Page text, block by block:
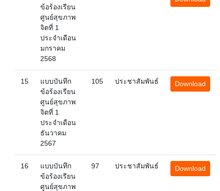
ข้อร้องเรียน
ศูนย์สุขภาพ
จิตที่ 1
ประจำเดือน
มกราคม
2568
15
แบบบันทึก
ข้อร้องเรียน
ศูนย์สุขภาพ
จิตที่ 1
ประจำเดือน
ธันวาคม
2567
105 ประชาสัมพันธ์ Download
16
แบบบันทึก
ข้อร้องเรียน
ศูนย์สุขภาพ
97 ประชาสัมพันธ์ Download